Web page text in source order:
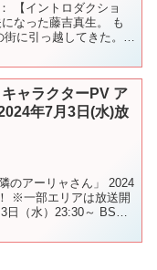
【イントロダクショ
なった藤吉真生。 も
に引っ越してきた。
キャラクターPV ア
年7月3日(水)放
のアーリャさん」 2024
※一部エリアは放送開
（水）23:30～ BS日